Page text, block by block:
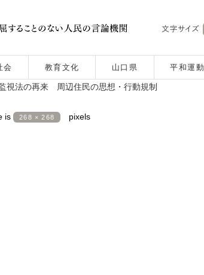
会 教育文化 山口県 平和運動
視法の再来 周辺住民の思想・行動規制
is 268 × 268 pixels